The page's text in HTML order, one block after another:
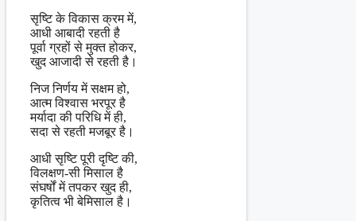
सृष्टि के विकास क्रम में,
आधी आबादी रहती है
पूर्वा ग्रहों से मुक्त होकर,
खुद आजादी से रहती है।
निज निर्णय में सक्षम हो,
आत्म विश्वास भरपूर है
मर्यादा की परिधि में ही,
सदा से रहती मजबूर है।
आधी सृष्टि पूरी दृष्टि की,
विलक्षण-सी मिसाल है
संघर्षों में तपकर खुद ही,
कृतित्व भी बेमिसाल है।